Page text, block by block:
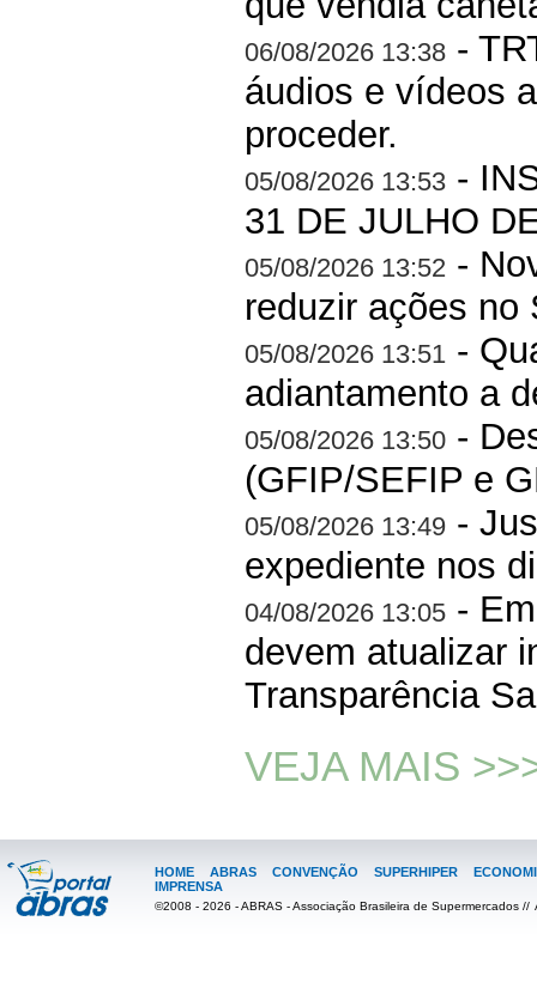
06/08/2026 13:38 -
áudios e vídeos
proceder.
05/08/2026 13:53 -
31 DE JULHO
05/08/2026 13:52 -
reduzir ações no
05/08/2026 13:51 -
adiantamento a
05/08/2026 13:50 -
(GFIP/SEFIP e
05/08/2026 13:49 -
expediente nos
04/08/2026 13:05 -
devem atualizar
Transparência
VEJA MAIS
HOME ABRAS CONVENÇÃO SUPERHIPER
IMPRENSA
©2008 - 2026 - ABRAS - Associação Brasileira de Supermercados //